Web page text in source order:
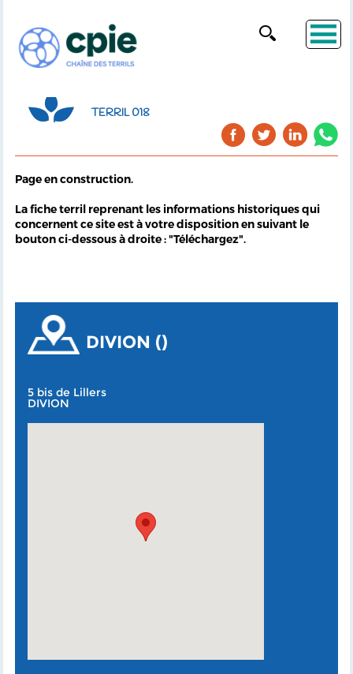
TERRIL 018
Page en construction.
La fiche terril reprenant les informations historiques qui
concernent ce site est à votre disposition en suivant le
bouton ci-dessous à droite : "Téléchargez".
DIVION ()
5 bis de Lillers
DIVION